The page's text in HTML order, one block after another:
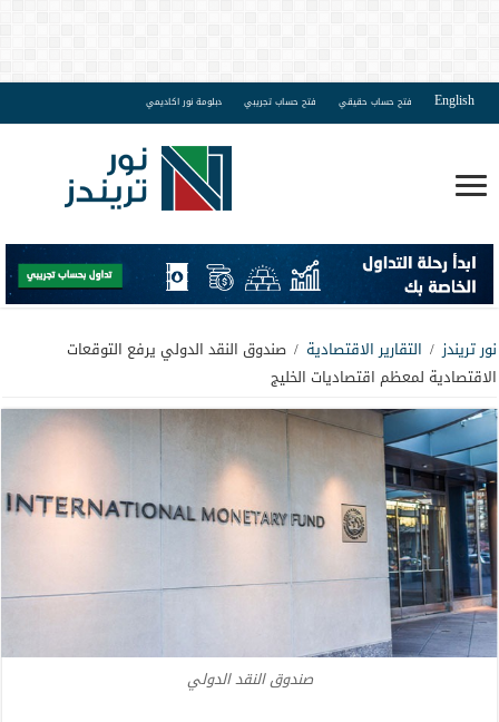
English فتح حساب حقيقي فتح حساب تجريبي دبلومة نور اكاديمي
نور تريندز / التقارير الاقتصادية / صندوق النقد الدولي يرفع التوقعات
الاقتصادية لمعظم اقتصاديات الخليج
صندوق النقد الدولي